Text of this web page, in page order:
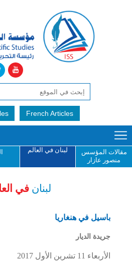
French Articles
مقالات المؤسس
منصور عازار
لبنان في العالم
لبنان في
باسيل في هنغاريا
جريدة الديار
الأربعاء 11 تشرين الأول 2017